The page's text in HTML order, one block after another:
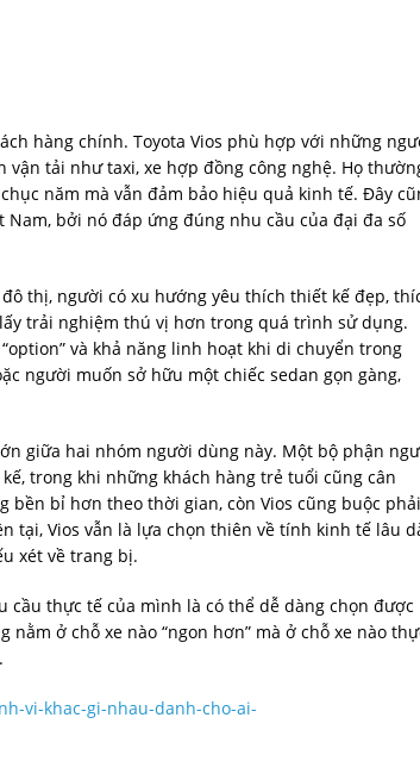
hàng chính. Toyota Vios phù hợp với những
tải như taxi, xe hợp đồng công nghệ. Họ
năm mà vẫn đảm bảo hiệu quả kinh tế. Đây
bởi nó đáp ứng đúng nhu cầu của đại đa số
thị, người có xu hướng yêu thích thiết kế đẹp,
trải nghiệm thú vị hơn trong quá trình sử dụng.
và khả năng linh hoạt khi di chuyển trong
người muốn sở hữu một chiếc sedan gọn gàng,
giữa hai nhóm người dùng này. Một bộ phận
trong khi những khách hàng trẻ tuổi cũng cân
bền bỉ hơn theo thời gian, còn Vios cũng buộc phải
tại, Vios vẫn là lựa chọn thiên về tính kinh tế lâu
xét về trang bị.
cầu thực tế của mình là có thể dễ dàng chọn được
ở chỗ xe nào “ngon hơn” mà ở chỗ xe nào
vi-khac-gi-nhau-danh-cho-ai-